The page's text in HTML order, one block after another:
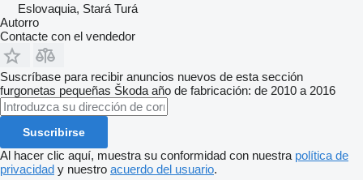
Eslovaquia, Stará Turá
Autorro
Contacte con el vendedor
Suscríbase para recibir anuncios nuevos de esta sección
furgonetas pequeñas Škoda año de fabricación: de 2010 a 2016
Suscribirse
Al hacer clic aquí, muestra su conformidad con nuestra política de
privacidad y nuestro acuerdo del usuario.